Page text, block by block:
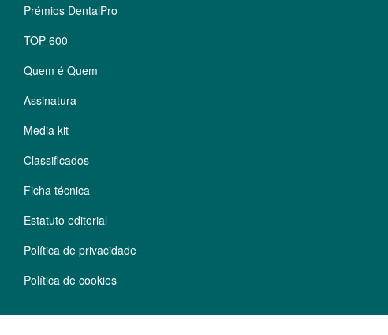
Prémios DentalPro
TOP 600
Quem é Quem
Assinatura
Media kit
Classificados
Ficha técnica
Estatuto editorial
Política de privacidade
Política de cookies